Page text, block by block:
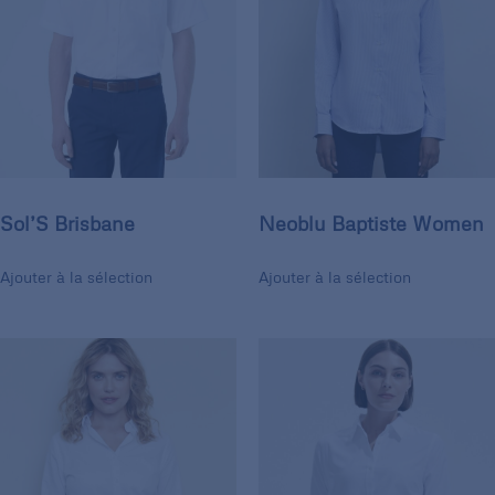
Sol’S Brisbane
Ajouter à la sélection
Neoblu Baptiste Women
Ajouter à la sélection